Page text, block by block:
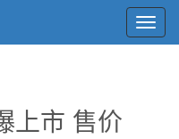
上市 售价